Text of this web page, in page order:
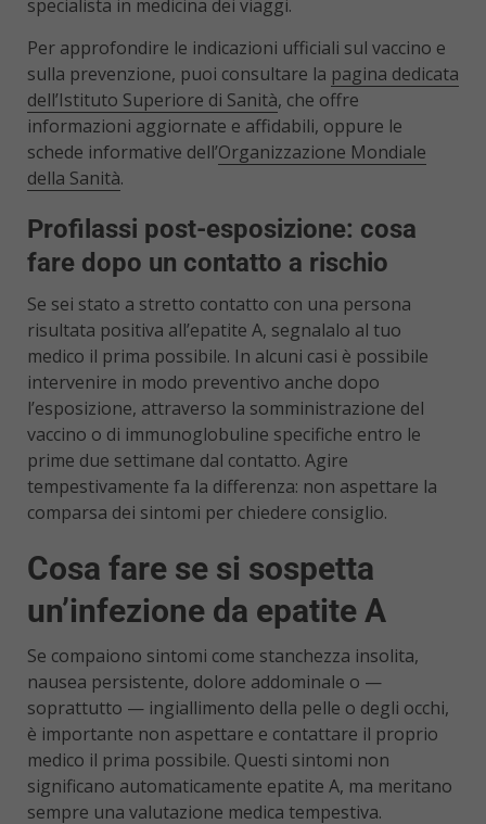
specialista in medicina dei viaggi.
Per approfondire le indicazioni ufficiali sul vaccino e
sulla prevenzione, puoi consultare la pagina dedicata
dell’Istituto Superiore di Sanità, che offre
informazioni aggiornate e affidabili, oppure le
schede informative dell’Organizzazione Mondiale
della Sanità.
Profilassi post-esposizione: cosa
fare dopo un contatto a rischio
Se sei stato a stretto contatto con una persona
risultata positiva all’epatite A, segnalalo al tuo
medico il prima possibile. In alcuni casi è possibile
intervenire in modo preventivo anche dopo
l’esposizione, attraverso la somministrazione del
vaccino o di immunoglobuline specifiche entro le
prime due settimane dal contatto. Agire
tempestivamente fa la differenza: non aspettare la
comparsa dei sintomi per chiedere consiglio.
Cosa fare se si sospetta
un’infezione da epatite A
Se compaiono sintomi come stanchezza insolita,
nausea persistente, dolore addominale o —
soprattutto — ingiallimento della pelle o degli occhi,
è importante non aspettare e contattare il proprio
medico il prima possibile. Questi sintomi non
significano automaticamente epatite A, ma meritano
sempre una valutazione medica tempestiva.